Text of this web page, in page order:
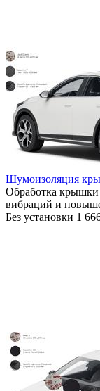
Шумоизоляция
Обработка крышки
вибраций и
Без установки 1